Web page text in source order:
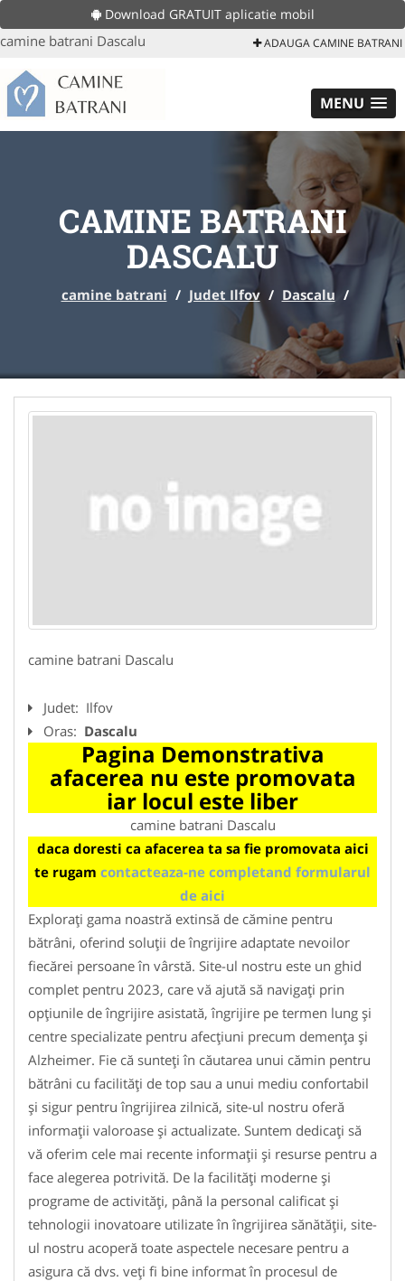
Download GRATUIT aplicatie mobil
camine batrani Dascalu ADAUGA CAMINE BATRANI
MENU
CAMINE BATRANI
DASCALU
camine batrani / Judet Ilfov / Dascalu /
camine batrani Dascalu
Judet: Ilfov
Oras: Dascalu
Pagina Demonstrativa
afacerea nu este promovata
iar locul este liber
camine batrani Dascalu
daca doresti ca afacerea ta sa fie promovata aici
te rugam contacteaza-ne completand formularul
de aici
Explorați gama noastră extinsă de cămine pentru
bătrâni, oferind soluții de îngrijire adaptate nevoilor
fiecărei persoane în vârstă. Site-ul nostru este un ghid
complet pentru 2023, care vă ajută să navigați prin
opțiunile de îngrijire asistată, îngrijire pe termen lung și
centre specializate pentru afecțiuni precum demența și
Alzheimer. Fie că sunteți în căutarea unui cămin pentru
bătrâni cu facilități de top sau a unui mediu confortabil
și sigur pentru îngrijirea zilnică, site-ul nostru oferă
informații valoroase și actualizate. Suntem dedicați să
vă oferim cele mai recente informații și resurse pentru a
face alegerea potrivită. De la facilități moderne și
programe de activități, până la personal calificat și
tehnologii inovatoare utilizate în îngrijirea sănătății, site-
ul nostru acoperă toate aspectele necesare pentru a
asigura că dvs. veți fi bine informat în procesul de